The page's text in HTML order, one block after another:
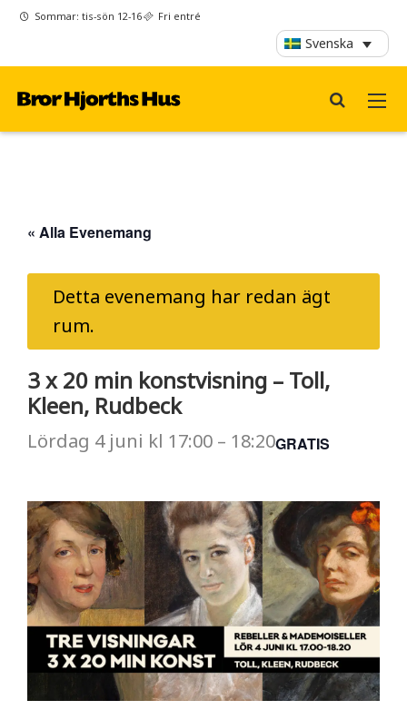
Sommar: tis-sön 12-16 Fri entré
Svenska
« Alla Evenemang
Detta evenemang har redan ägt
rum.
3 x 20 min konstvisning – Toll,
Kleen, Rudbeck
Lördag 4 juni kl 17:00 – 18:20GRATIS